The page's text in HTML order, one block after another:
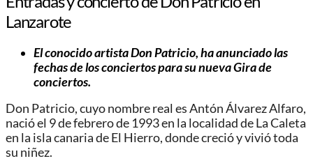
Lanzarote
El conocido artista Don Patricio, ha anunciado las
fechas de los conciertos para su nueva Gira de
conciertos.
Don Patricio, cuyo nombre real es Antón Álvarez Alfaro,
nació el 9 de febrero de 1993 en la localidad de La Caleta
en la isla canaria de El Hierro, donde creció y vivió toda
su niñez.